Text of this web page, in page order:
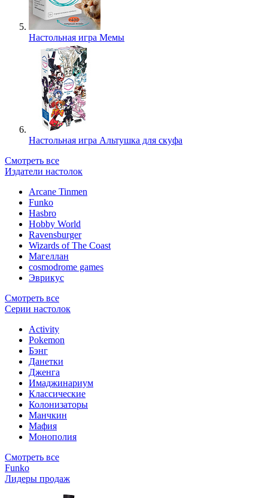
Настольная игра Мемы
Настольная игра Альтушка для скуфа
Смотреть все
Издатели настолок
Arcane Tinmen
Funko
Hasbro
Hobby World
Ravensburger
Wizards of The Coast
Магеллан
сosmodrome games
Эврикус
Смотреть все
Серии настолок
Activity
Pokemon
Бэнг
Данетки
Дженга
Имаджинариум
Классические
Колонизаторы
Манчкин
Мафия
Монополия
Смотреть все
Funko
Лидеры продаж